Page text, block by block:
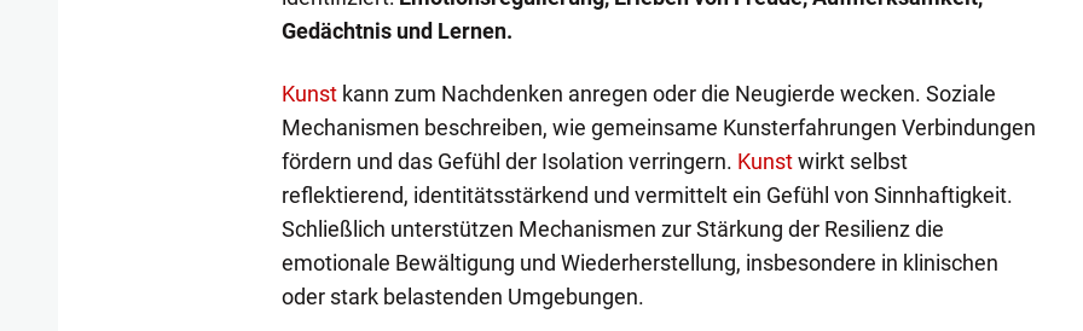
Gedächtnis und Lernen.
Kunstkann zum Nachdenken anregen oder die Neugierde wecken. Soziale
Mechanismen beschreiben, wie gemeinsame Kunsterfahrungen Verbindungen
fördern und das Gefühl der Isolation verringern. Kunstwirkt selbst
reflektierend, identitätsstärkend und vermittelt ein Gefühl von Sinnhaftigkeit.
Schließlich unterstützen Mechanismen zur Stärkung der Resilienz die
emotionale Bewältigung und Wiederherstellung, insbesondere in klinischen
oder stark belastenden Umgebungen.